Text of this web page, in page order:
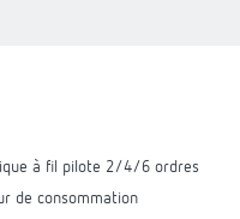
à fil pilote 2/4/6 ordres
de consommation